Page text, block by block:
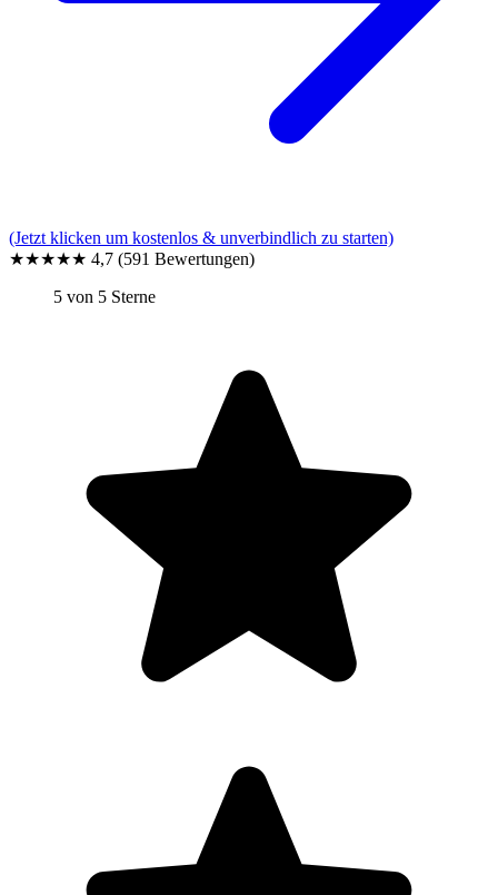
(Jetzt klicken um kostenlos & unverbindlich zu starten)
★★★★★ 4,7 (591 Bewertungen)
5 von 5 Sterne